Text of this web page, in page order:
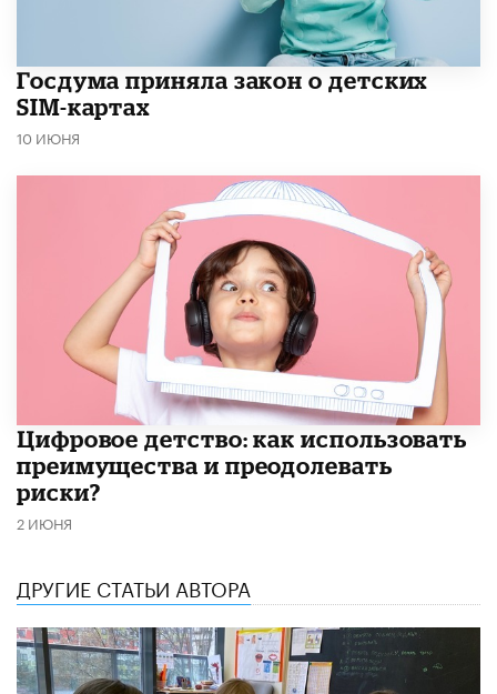
Госдума приняла закон о детских
SIM-картах
10 ИЮНЯ
​Цифровое детство: как использовать
преимущества и преодолевать
риски?
2 ИЮНЯ
ДРУГИЕ СТАТЬИ АВТОРА